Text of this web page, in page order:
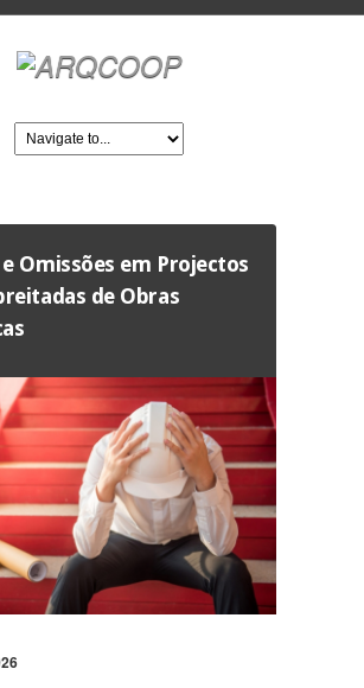
Omissões em Projectos
de Obras